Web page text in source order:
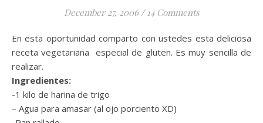
December 27, 2006 / 14 Comments
En esta oportunidad comparto con ustedes esta deliciosa
receta vegetariana especial de gluten. Es muy sencilla de
realizar.
Ingredientes:
-1 kilo de harina de trigo
– Agua para amasar (al ojo porciento XD)